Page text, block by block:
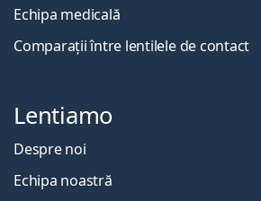
Echipa medicală
Comparații între lentilele de contact
Lentiamo
Despre noi
Echipa noastră